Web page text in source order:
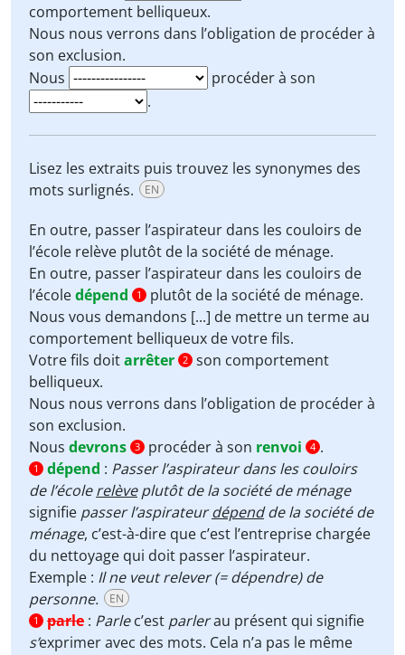
comportement belliqueux.
Nous nous verrons dans l’obligation de procéder à
son exclusion.
Nous
procéder à son
.
Lisez les extraits puis trouvez les synonymes des
mots surlignés.
EN
En outre, passer l’aspirateur dans les couloirs de
l’école relève plutôt de la société de ménage.
En outre, passer l’aspirateur dans les couloirs de
l’écoledépend 1
plutôt de la société de ménage.
Nous vous demandons [...] de mettre un termeau
comportement belliqueux de votre fils.
Votre fils doitarrêter 2 son comportement
belliqueux.
Nous nous verrons dans l’obligation de procéder à
son exclusion.
Nous devrons 3 procéder à son renvoi 4 .
1 dépend : Passer l’aspirateur dans les couloirs
de l’écolerelèveplutôt de la société de ménage
signifie passer l’aspirateurdépendde la société de
ménage, c’est-à-dire que c’est l’entreprise chargée
du nettoyage qui doit passer l’aspirateur.
Exemple : Il ne veut relever (= dépendre) de
personne.
EN
1 parle : Parlec’est parlerau présent qui signifie
s’exprimer avec des mots. Cela n’a pas le même